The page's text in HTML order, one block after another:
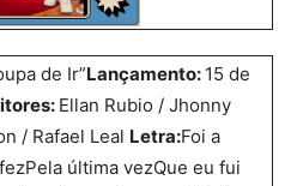
de Ir”Lançamento: 15 de
Ellan Rubio / Jhonny
/ Rafael Leal Letra:Foi a
última vezQue eu fui